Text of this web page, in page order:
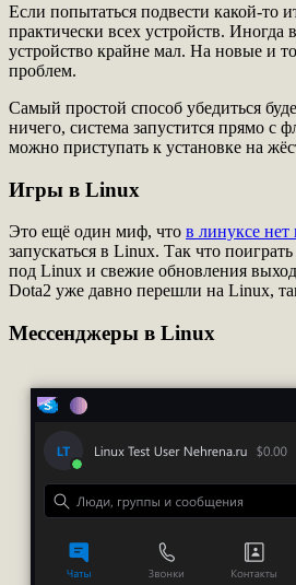
Если попытаться подвести какой-то
практически всех устройств. Иногда
устройство крайне мал. На новые и
проблем.
Самый простой способ убедиться
ничего, система запустится прямо с
можно приступать к установке на
Игры в Linux
Это ещё один миф, что в линуксе нет
запускаться в Linux. Так что
под Linux и свежие обновления
Dota2 уже давно перешли на Linux,
Мессенджеры в Linux